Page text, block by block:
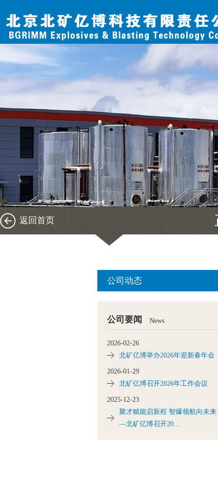
返回首页
公司动态
公司要闻 News
2026-02-26
北矿亿博举办2026年迎新春年会
2026-01-29
北矿亿博召开2026年工作会议
2025-12-23
聚才赋能启新程 智爆领航向未来
—北矿亿博召开20...